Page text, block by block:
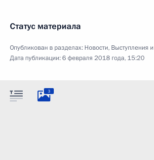
Статус материала
Опубликован в разделах: Новости, Выступления
Дата публикации:6 февраля 2018 года, 15:20
3